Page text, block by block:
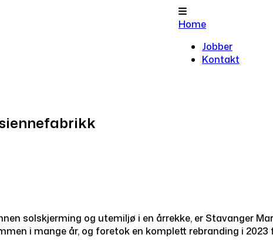
Home
Jobber
Kontakt
solskjerming og utemiljø i en årrekke, er Stavanger
i mange år, og foretok en komplett rebranding i